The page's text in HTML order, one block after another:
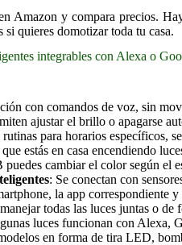
Amazon y compara precios.
si quieres domotizar toda tu casa.
integrables con Alexa o
con comandos de voz, sin
ajustar el brillo o apagarse
rutinas para horarios específicos,
estás en casa encendiendo
cambiar el color según el
: Se conectan con
la app correspondiente
todas las luces juntas o
luces funcionan con Alexa,
en forma de tira LED,